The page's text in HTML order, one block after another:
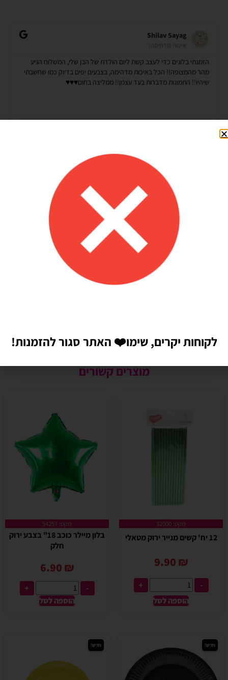
Shilav Sayag
איכות מדהימה!
הזמנתי בלונים כדי לעצב קשת ליום הולדת של הבן שלי, המשלוח הגיע
מהר מהמצופה!! הכל באיכות מדהימה, בצבעים יפים בדיוק כמו שחשבתי
שיהיו!! התמונות מדברות בעד עצמן!! ממליצה בחום♥️♥️♥️
מוצרים קשורים
מקט: 32000
12 יח' קשים מנייר ירוק מטאלי
9.90 ₪
-
+
הוספה לסל
מקט: 54257
בלון מיילר כוכב 18" בצבע ירוק
חלק
6.90 ₪
-
+
הוספה לסל
חדש! חדש!
לקוחות יקרים, שימו❤️ האתר סגור להזמנות!